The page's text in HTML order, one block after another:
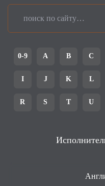
0-9 A B C
I J K L
R S T U